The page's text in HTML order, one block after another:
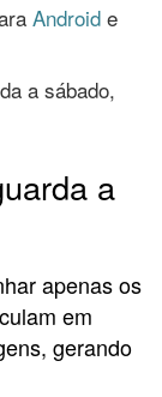
Android e
a sábado,
a
apenas os
em
gerando